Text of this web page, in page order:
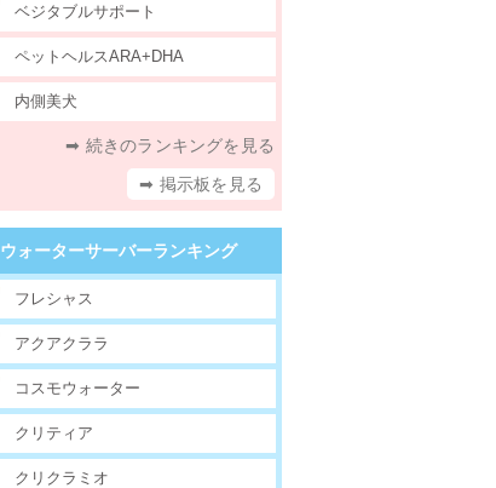
ベジタブルサポート
ペットヘルスARA+DHA
内側美犬
➡ 続きのランキングを見る
➡ 掲示板を見る
ウォーターサーバーランキング
フレシャス
アクアクララ
コスモウォーター
クリティア
クリクラミオ